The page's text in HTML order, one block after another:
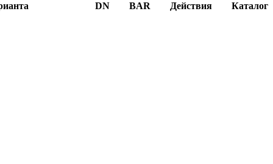
DN BAR Действия Каталог